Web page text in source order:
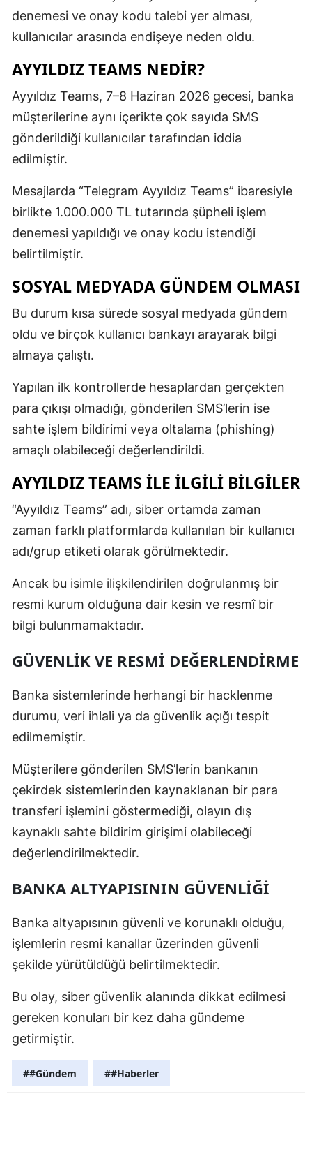
Giresun
Hatay
Isparta
Kars
Kayseri
Kırklareli
Kocaeli
Kütahya
Manisa
Muğla
Muş
Ordu
Sinop
denemesi ve onay kodu talebi yer alması,
kullanıcılar arasında endişeye neden oldu.
AYYILDIZ TEAMS NEDIR?
Ayyıldız Teams, 7–8 Haziran 2026 gecesi, banka
müşterilerine aynı içerikte çok sayıda SMS
gönderildiği kullanıcılar tarafından iddia
edilmiştir.
Mesajlarda “Telegram Ayyıldız Teams” ibaresiyle
birlikte 1.000.000 TL tutarında şüpheli işlem
denemesi yapıldığı ve onay kodu istendiği
belirtilmiştir.
SOSYAL MEDYADA GÜNDEM OLMASI
Bu durum kısa sürede sosyal medyada gündem
oldu ve birçok kullanıcı bankayı arayarak bilgi
almaya çalıştı.
Yapılan ilk kontrollerde hesaplardan gerçekten
para çıkışı olmadığı, gönderilen SMS’lerin ise
sahte işlem bildirimi veya oltalama (phishing)
amaçlı olabileceği değerlendirildi.
AYYILDIZ TEAMS ILE İLGILI BILGILER
“Ayyıldız Teams” adı, siber ortamda zaman
zaman farklı platformlarda kullanılan bir kullanıcı
adı/grup etiketi olarak görülmektedir.
Ancak bu isimle ilişkilendirilen doğrulanmış bir
resmi kurum olduğuna dair kesin ve resmî bir
bilgi bulunmamaktadır.
GÜVENLIK VE RESMI DEĞERLENDIRME
Banka sistemlerinde herhangi bir hacklenme
durumu, veri ihlali ya da güvenlik açığı tespit
edilmemiştir.
Müşterilere gönderilen SMS’lerin bankanın
çekirdek sistemlerinden kaynaklanan bir para
transferi işlemini göstermediği, olayın dış
kaynaklı sahte bildirim girişimi olabileceği
değerlendirilmektedir.
BANKA ALTYAPISININ GÜVENLIĞI
Banka altyapısının güvenli ve korunaklı olduğu,
işlemlerin resmi kanallar üzerinden güvenli
şekilde yürütüldüğü belirtilmektedir.
Bu olay, siber güvenlik alanında dikkat edilmesi
gereken konuları bir kez daha gündeme
getirmiştir.
##Gündem ##Haberler